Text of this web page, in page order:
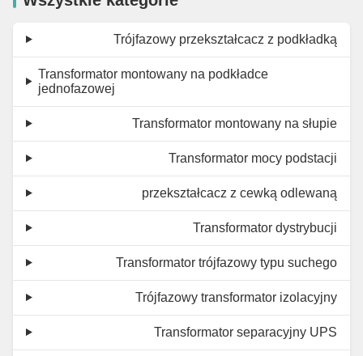
Trójfazowy przekształcacz z podkładką
Transformator montowany na podkładce
jednofazowej
Transformator montowany na słupie
Transformator mocy podstacji
przekształcacz z cewką odlewaną
Transformator dystrybucji
Transformator trójfazowy typu suchego
Trójfazowy transformator izolacyjny
Transformator separacyjny UPS